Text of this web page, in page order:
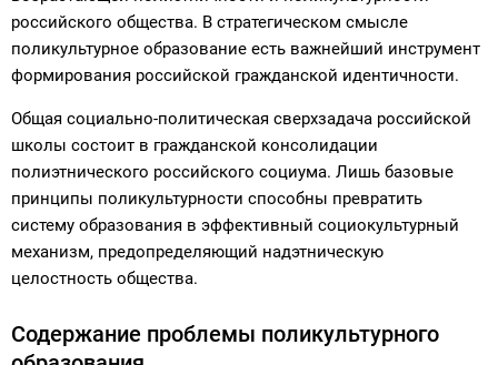
российского общества. В стратегическом смысле
поликультурное образование есть важнейший инструмент
формирования российской гражданской идентичности.
Общая социально-политическая сверхзадача российской
школы состоит в гражданской консолидации
полиэтнического российского социума. Лишь базовые
принципы поликультурности способны превратить
систему образования в эффективный социокультурный
механизм, предопределяющий надэтническую
целостность общества.
Содержание проблемы поликультурного